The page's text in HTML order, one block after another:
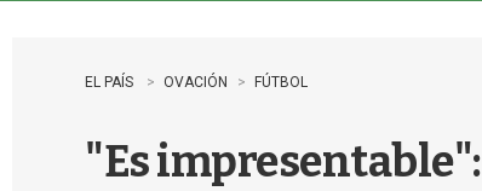
EL PAÍS OVACIÓN FÚTBOL
"Es